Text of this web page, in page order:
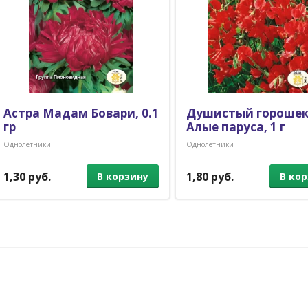
Астра Мадам Бовари, 0.1
гр
Однолетники
1,30 руб. В корзину
Душистый горошек
Алые паруса, 1 г
Однолетники
1,80 руб. В